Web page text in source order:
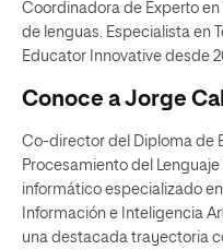
Coordinadora de Experto en
de lenguas. Especialista en
Educator Innovative desde
Conoce a Jorge
Co-director del Diploma de
Procesamiento del
informático especializado
Información e Inteligencia
una destacada trayectoria